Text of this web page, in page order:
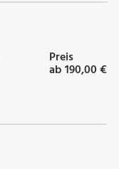
Preis
ab 190,00 €